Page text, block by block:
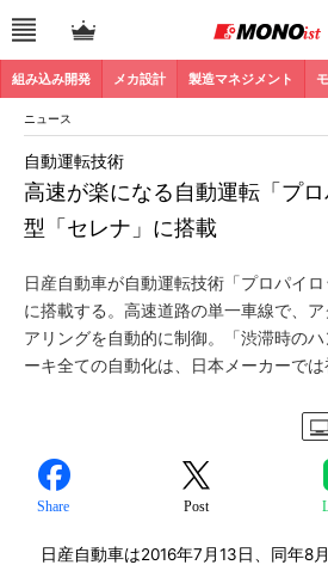
組み込み開発 メカ設計 製造マネジメント
ニュース
高速が楽になる自動運転「プ
型「セレナ」に搭載
自動運転技術
日産自動車が自動運転技術「プロパイロ
に搭載する。高速道路の単一車線で、
アリングを自動的に制御。「渋滞時の
ーキ全ての自動化は、日本メーカーでは
Share Post
日産自動車は2016年7月13日、同年8